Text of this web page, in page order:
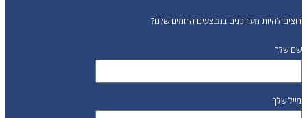
רוצים להיות מעודכנים במבצעים החמים שלנו?
שם שלך
מייל שלך